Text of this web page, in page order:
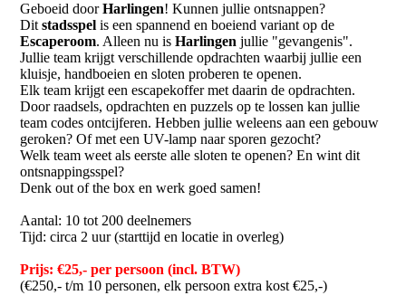
Geboeid doorHarlingen! Kunnen jullie ontsnappen?
Ditstadsspel is een spannend en boeiend variant op de
Escaperoom. Alleen nu isHarlingen jullie "gevangenis".
Jullie team krijgt verschillende opdrachten waarbij jullie een
kluisje, handboeien en sloten proberen te openen.
Elk team krijgt een escapekoffer met daarin de opdrachten.
Door raadsels, opdrachten en puzzels op te lossen kan jullie
team codes ontcijferen. Hebben jullie weleens aan een gebouw
geroken? Of met een UV-lamp naar sporen gezocht?
Welk team weet als eerste alle sloten te openen? En wint dit
ontsnappingsspel?
Denk out of the box en werk goed samen!
Aantal: 10 tot 200 deelnemers
Tijd: circa 2 uur (starttijd en locatie in overleg)
Prijs: €25,- per persoon (incl. BTW)
(€250,- t/m 10 personen, elk persoon extra kost €25,-)